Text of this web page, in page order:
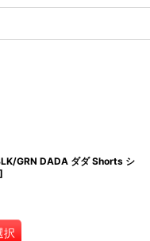
GRN DADA ダダ Shorts シ
]
択